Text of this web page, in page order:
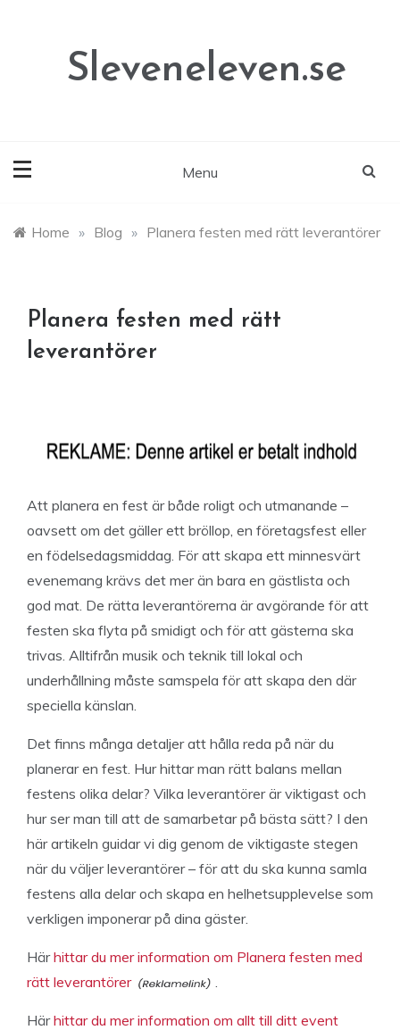
Sleveneleven.se
Menu
Home » Blog » Planera festen med rätt leverantörer
Planera festen med rätt
leverantörer
Att planera en fest är både roligt och utmanande –
oavsett om det gäller ett bröllop, en företagsfest eller
en födelsedagsmiddag. För att skapa ett minnesvärt
evenemang krävs det mer än bara en gästlista och
god mat. De rätta leverantörerna är avgörande för att
festen ska flyta på smidigt och för att gästerna ska
trivas. Alltifrån musik och teknik till lokal och
underhållning måste samspela för att skapa den där
speciella känslan.
Det finns många detaljer att hålla reda på när du
planerar en fest. Hur hittar man rätt balans mellan
festens olika delar? Vilka leverantörer är viktigast och
hur ser man till att de samarbetar på bästa sätt? I den
här artikeln guidar vi dig genom de viktigaste stegen
när du väljer leverantörer – för att du ska kunna samla
festens alla delar och skapa en helhetsupplevelse som
verkligen imponerar på dina gäster.
Härhittar du mer information om Planera festen med
rätt leverantörer
.
Härhittar du mer information om allt till ditt event